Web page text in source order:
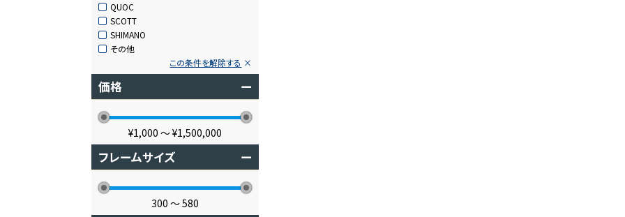
QUOC
SCOTT
SHIMANO
その他
この条件を解除する
価格 ー
¥1,000 〜¥1,500,000
フレームサイズ ー
300 〜580